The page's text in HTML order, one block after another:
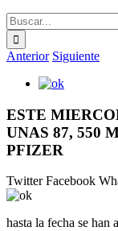
Buscar:
Anterior Siguiente
Ver
más
grande
ESTE
UNAS 87, 550
PFIZER
TwitterFacebook
hasta la fecha se